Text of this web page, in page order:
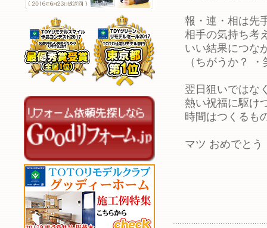
報・連・相は先
相手の気持ち考
いい結果につな
（ちがうか？ ・
翌日狙いではな
熱い祝福に駆け
時間はつくるも
マツ おめでとう